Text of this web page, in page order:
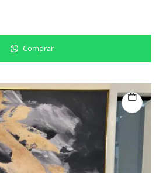
Comprar